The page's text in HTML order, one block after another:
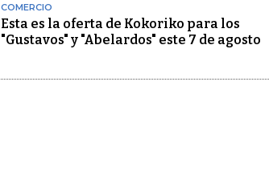
COMERCIO
Esta es la oferta de Kokoriko para los
"Gustavos" y "Abelardos" este 7 de agosto